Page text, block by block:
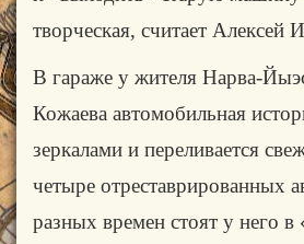
творческая, считает Алексей
В гараже у жителя Нарва-
Кожаева автомобильная
зеркалами и переливается
четыре отреставрированных
разных времен стоят у него в